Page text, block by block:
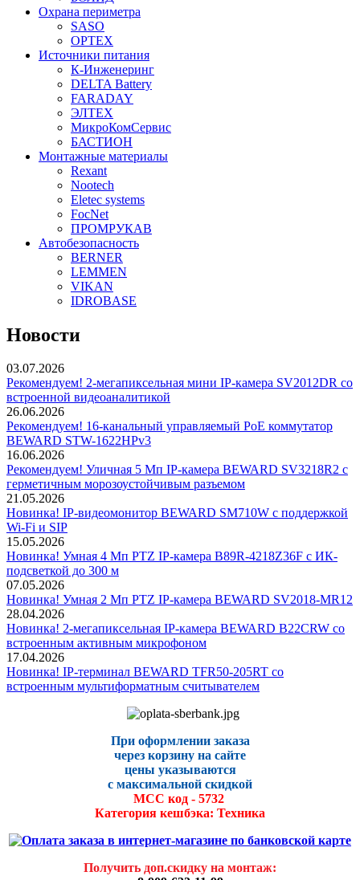
Охрана периметра
SASO
OPTEX
Источники питания
К-Инженеринг
DELTA Battery
FARADAY
ЭЛТЕХ
МикроКомСервис
БАСТИОН
Монтажные материалы
Rexant
Nootech
Eletec systems
FocNet
ПРОМРУКАВ
Автобезопасность
BERNER
LEMMEN
VIKAN
IDROBASE
Новости
03.07.2026
Рекомендуем! 2-мегапиксельная мини IP-камера SV2012DR со
встроенной видеоаналитикой
26.06.2026
Рекомендуем! 16-канальный управляемый PoE коммутатор
BEWARD STW-1622HPv3
16.06.2026
Рекомендуем! Уличная 5 Мп IP-камера BEWARD SV3218R2 с
герметичным морозоустойчивым разъемом
21.05.2026
Новинка! IP-видеомонитор BEWARD SM710W с поддержкой
Wi-Fi и SIP
15.05.2026
Новинка! Умная 4 Мп PTZ IP-камера B89R-4218Z36F с ИК-
подсветкой до 300 м
07.05.2026
Новинка! Умная 2 Мп PTZ IP-камера BEWARD SV2018-MR12
28.04.2026
Новинка! 2-мегапиксельная IP-камера BEWARD B22CRW со
встроенным активным микрофоном
17.04.2026
Новинка! IP-терминал BEWARD TFR50-205RT со
встроенным мультиформатным считывателем
При оформлении заказа
через корзину на сайте
цены указываются
с максимальной скидкой
МСС код - 5732
Категория кешбэка: Техника
Получить доп.скидку на монтаж: